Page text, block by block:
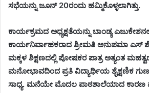
ಸಭೆಯನ್ನು ಜೂನ್ 20ರಂದು ಹಮ್ಮಿಕೊಳ್ಳಲಾಗಿತ್ತು.
ಕಾರ್ಯಕ್ರಮದ ಅಧ್ಯಕ್ಷತೆಯನ್ನು ಬಾಂಡ್ಯ
ಕಾರ್ಯನಿರ್ವಾಹಕರಾದ ಶ್ರೀಮತಿ ಅನುಪಮಾ ಎಸ್
ಮಕ್ಕಳ ಶಿಕ್ಷಣದಲ್ಲಿ ಪೋಷಕರ ಪಾತ್ರ ಅತ್ಯಂತ
ಮನೋಭಾವದಿಂದ ಪ್ರತಿ ವಿದ್ಯಾರ್ಥಿಯ ಶೈಕ್ಷಣಿಕ
ಸಾಧ್ಯ. ಮನೆಯೇ ಮೊದಲ ಪಾಠಶಾಲೆಯಾದ ಕಾರಣ